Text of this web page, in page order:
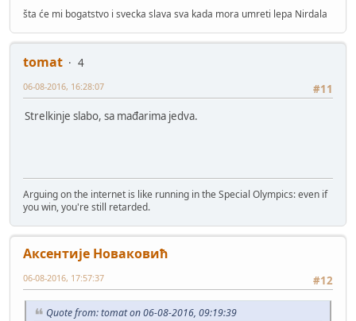
šta će mi bogatstvo i svecka slava sva kada mora umreti lepa Nirdala
tomat
4
#11
06-08-2016, 16:28:07
Strelkinje slabo, sa mađarima jedva.
Arguing on the internet is like running in the Special Olympics: even if
you win, you're still retarded.
Аксентије Новаковић
#12
06-08-2016, 17:57:37
Quote from: tomat on 06-08-2016, 09:19:39